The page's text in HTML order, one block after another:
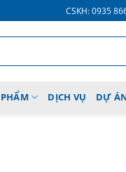
CSKH: 0935
DỊCH VỤ DỰ